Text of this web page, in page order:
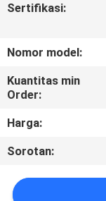
TUR
PABRIK
KONTROL
KUALITAS
HUBUNGI
KAMI
Sertifikasi:
Nomor model:
Kuantitas min
Order:
Harga:
Sorotan: